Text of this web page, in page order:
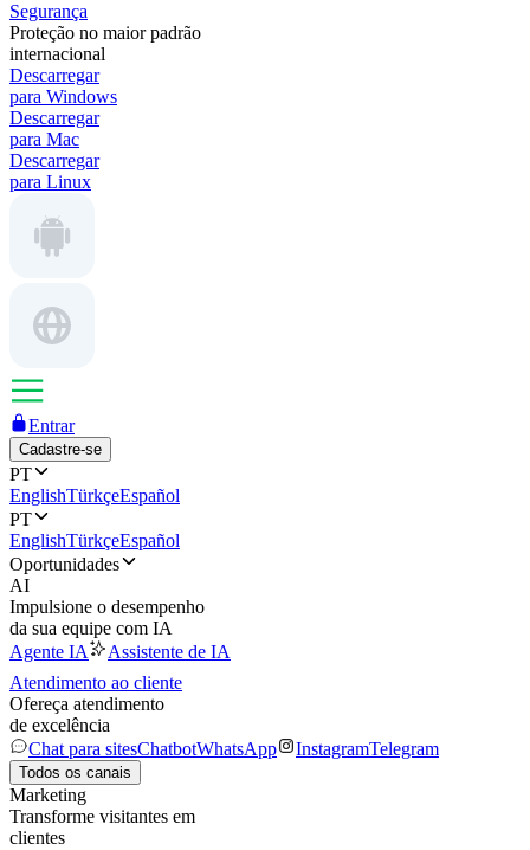
Segurança
Proteção no maior padrão
internacional
Descarregar
para Windows
Descarregar
para Mac
Descarregar
para Linux
Entrar
Cadastre-se
PT
EnglishTürkçeEspañol
PT
EnglishTürkçeEspañol
Oportunidades
AI
Impulsione o desempenho
da sua equipe com IA
Agente IA
Assistente de IA
Atendimento ao cliente
Ofereça atendimento
de excelência
Chat para sitesChatbotWhatsApp InstagramTelegram
Todos os canais
Marketing
Transforme visitantes em
clientes